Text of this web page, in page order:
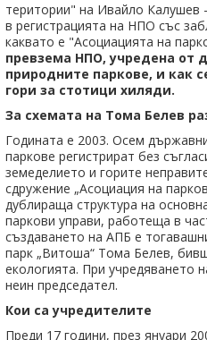
територии" на Ивайло Калушев
в регистрацията на НПО със
каквато е "Асоциацията на
превзема НПО, учредена от
природните паркове, и как
гори за стотици хиляди.
За схемата на Тома Белев
Годината е 2003. Осем
паркове регистрират без
земеделието и горите
сдружение „Асоциация на
дублираща структура на
паркови управи, работеща в
създаването на АПБ е
парк „Витоша“ Тома Белев,
екологията. При учредяването
неин председател.
Кои са учредителите
Преди 17 години, през януари